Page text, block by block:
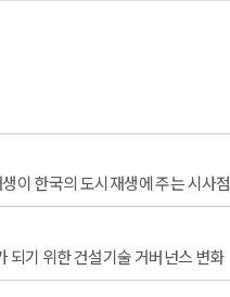
이 한국의 도시재생에 주는 시사점
기 위한 건설기술 거버넌스 변화